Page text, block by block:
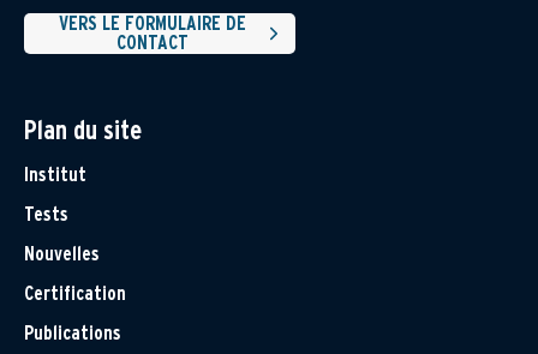
VERS LE FORMULAIRE DE
CONTACT
Plan du site
Institut
Tests
Nouvelles
Certification
Publications